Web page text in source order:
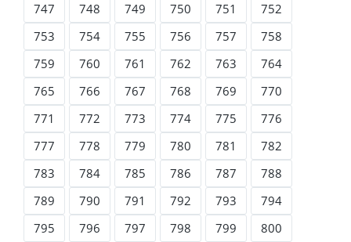
747
748 749 750 751
752
753
754 755 756 757
758
759
760 761 762 763
764
765
766 767 768 769
770
771
772 773 774 775
776
777
778 779 780 781
782
783
784 785 786 787
788
789
790 791 792 793
794
795
796 797 798 799
800